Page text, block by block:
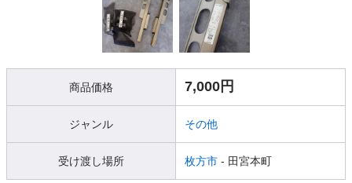
商品価格 7,000円
ジャンル その他
受け渡し場所 枚方市 - 田宮本町